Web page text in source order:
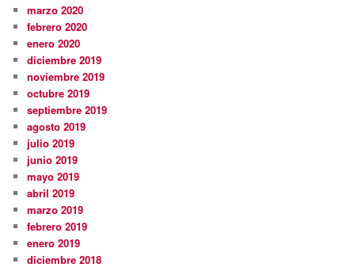
marzo 2020
febrero 2020
enero 2020
diciembre 2019
noviembre 2019
octubre 2019
septiembre 2019
agosto 2019
julio 2019
junio 2019
mayo 2019
abril 2019
marzo 2019
febrero 2019
enero 2019
diciembre 2018